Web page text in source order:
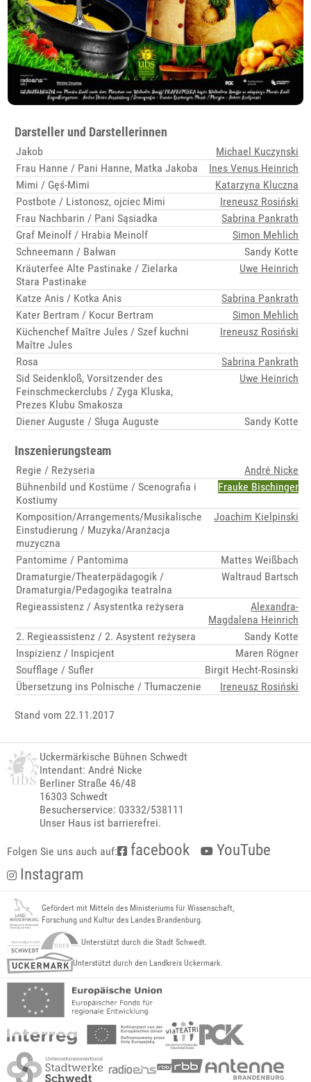
Darsteller und Darstellerinnen
Jakob
Michael Kuczynski
Frau Hanne / Pani Hanne, Matka Jakoba
Ines Venus Heinrich
Mimi / Gęś-Mimi
Katarzyna Kluczna
Postbote / Listonosz, ojciec Mimi
Ireneusz Rosiński
Frau Nachbarin / Pani Sąsiadka
Sabrina Pankrath
Graf Meinolf / Hrabia Meinolf
Simon Mehlich
Schneemann / Bałwan
Sandy Kotte
Kräuterfee Alte Pastinake / Zielarka
Stara Pastinake
Uwe Heinrich
Katze Anis / Kotka Anis
Sabrina Pankrath
Kater Bertram / Kocur Bertram
Simon Mehlich
Küchenchef Maître Jules / Szef kuchni
Maître Jules
Ireneusz Rosiński
Rosa
Sabrina Pankrath
Sid Seidenkloß, Vorsitzender des
Feinschmeckerclubs / Zyga Kluska,
Prezes Klubu Smakosza
Uwe Heinrich
Diener Auguste / Sługa Auguste Sandy Kotte
Inszenierungsteam
Regie / Reżyseria
André Nicke
Bühnenbild und Kostüme / Scenografia i
Kostiumy
Frauke Bischinger
Komposition/Arrangements/Musikalische
Einstudierung / Muzyka/Aranżacja
muzyczna
Joachim Kielpinski
Pantomime / Pantomima
Mattes Weißbach
Dramaturgie/Theaterpädagogik /
Dramaturgia/Pedagogika teatralna
Waltraud Bartsch
Regieassistenz / Asystentka reżysera
Alexandra-
Magdalena Heinrich
2. Regieassistenz / 2. Asystent reżysera
Sandy Kotte
Inspizienz / Inspicjent
Maren Rögner
Soufflage / Sufler
Birgit Hecht-Rosinski
Übersetzung ins Polnische / Tłumaczenie
Ireneusz Rosiński
Stand vom 22.11.2017
Uckermärkische Bühnen Schwedt
Intendant: André Nicke
Berliner Straße 46/48
16303 Schwedt
Besucherservice: 03332/538111
Unser Haus ist barrierefrei.
Folgen Sie uns auch auf: facebook
YouTube
Instagram
Gefördert mit Mitteln des Ministeriums für Wissenschaft,
Forschung und Kultur des Landes Brandenburg.
Unterstützt durch die Stadt Schwedt.
Unterstützt durch den Landkreis Uckermark.